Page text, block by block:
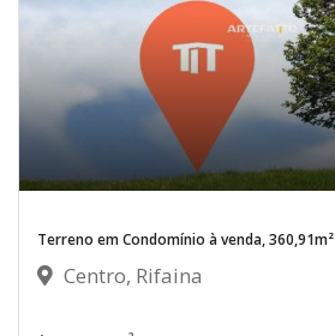
Terreno em Condomínio à venda, 360,91m²
Centro, Rifaina